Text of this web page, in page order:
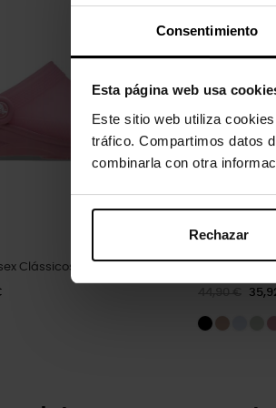
Consentimiento
Esta página web usa
Este sitio web utiliza
tráfico. Compartimos datos
combinarla con otra
Rechazar
Clássicos...